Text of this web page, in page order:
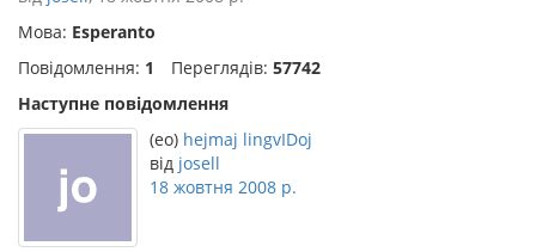
Мова: Esperanto
Повідомлення: 1 Переглядів: 57742
Наступне повідомлення
(eo) hejmaj lingvIDoj
від josell
18 жовтня 2008 р.